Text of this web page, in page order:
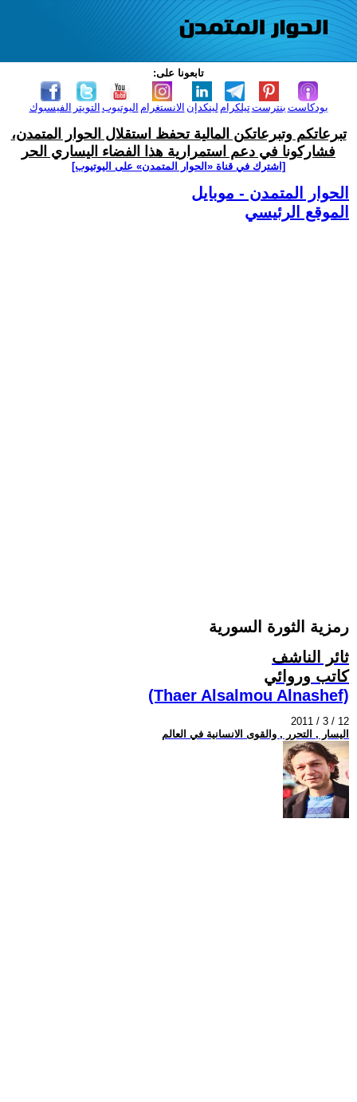
تابعونا على:
الفيسبوك التويتر اليوتيوب الانستغرام لينكدإن تيلكرامبنترست بودكاست
تبرعاتكم وتبرعاتكن المالية تحفظ استقلال الحوار المتمدن،
فشاركونا في دعم استمرارية هذا الفضاء اليساري الحر
[اشترك في قناة ‫«الحوار المتمدن» على اليوتيوب]
الحوار المتمدن - موبايل
الموقع الرئيسي
رمزية الثورة السورية
ثائر الناشف
كاتب وروائي
(Thaer Alsalmou Alnashef)
2011 / 3 / 12
اليسار , التحرر , والقوى الانسانية في العالم